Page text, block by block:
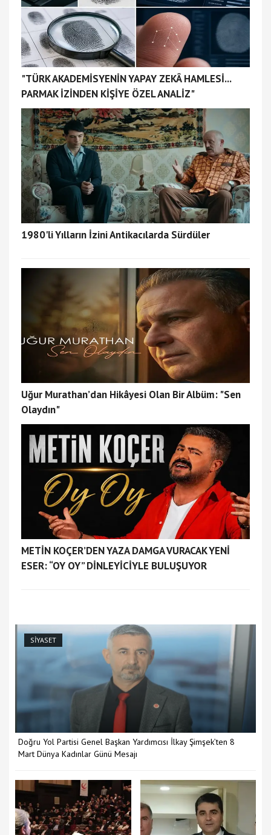
"TÜRK AKADEMİSYENİN YAPAY ZEKÂ HAMLESİ...
PARMAK İZİNDEN KİŞİYE ÖZEL ANALİZ"
1980'li Yılların İzini Antikacılarda Sürdüler
Uğur Murathan’dan Hikâyesi Olan Bir Albüm: "Sen
Olaydın"
METİN KOÇER’DEN YAZA DAMGA VURACAK YENİ
ESER: “OY OY” DİNLEYİCİYLE BULUŞUYOR
SİYASET
Doğru Yol Partisi Genel Başkan Yardımcısı İlkay Şimşek’ten 8
Mart Dünya Kadınlar Günü Mesajı